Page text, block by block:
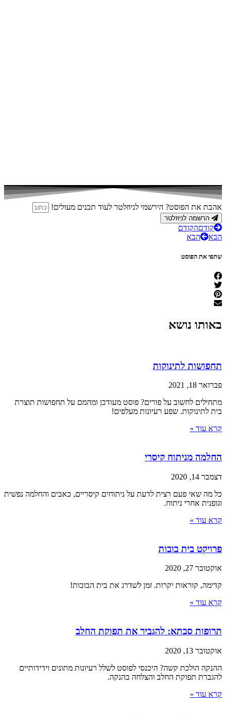
אהבת את הפוסט? הירשמי לניוזלטר לעוד תכנים מעולים!
הרשמה לניוזלטר
קודםהקודם
הבא
הבא
שתפי את הפוסט
באותו נושא
תחפושות לתינוקות
פברואר 18, 2021
מתחילים לחשוב על פורים? פוסט מעודכן ומהמם על תחפושות תוצרת
בית לתינוקות. שפע רעיונות מעלפים!
קרא עוד »
החלמה מניתוח קיסרי
דצמבר 14, 2020
כל מה שאי פעם רצית לדעת על ניתוחים קיסריים, כאבים והחלמה נפשית
וגופנית אחרי ניתוח.
קרא עוד »
פרויקט בית בובות
אוקטובר 27, 2020
קדימה, קוראות יקרות. זמן לשדרג את בית הבובות!
קרא עוד »
תרופות סבתא: להגביר את תפוקת החלב
אוקטובר 13, 2020
ההנקה הולכת קשה? היכנסי לפוסט לשלל רעיונות מתונים וידידותיים
להגברת תפוקת החלב והצלחה בהנקה.
קרא עוד »